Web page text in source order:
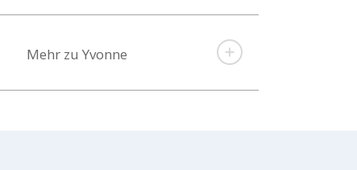
Mehr zu Yvonne